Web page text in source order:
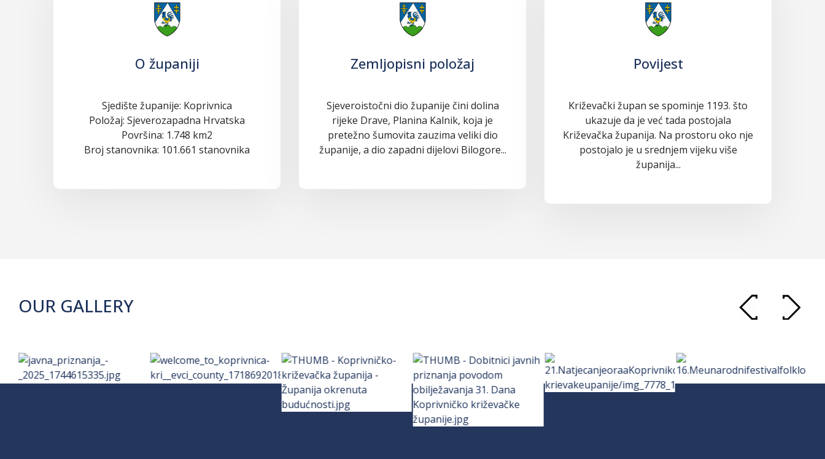
O županiji
Sjedište županije: Koprivnica
Položaj: Sjeverozapadna Hrvatska
Površina: 1.748 km2
Broj stanovnika: 101.661 stanovnika
Zemljopisni položaj
Sjeveroistočni dio županije čini dolina
rijeke Drave, Planina Kalnik, koja je
pretežno šumovita zauzima veliki dio
županije, a dio zapadni dijelovi Bilogore...
Povijest
Križevački župan se spominje 1193. što
ukazuje da je već tada postojala
Križevačka županija. Na prostoru oko nje
postojalo je u srednjem vijeku više
županija...
OUR GALLERY